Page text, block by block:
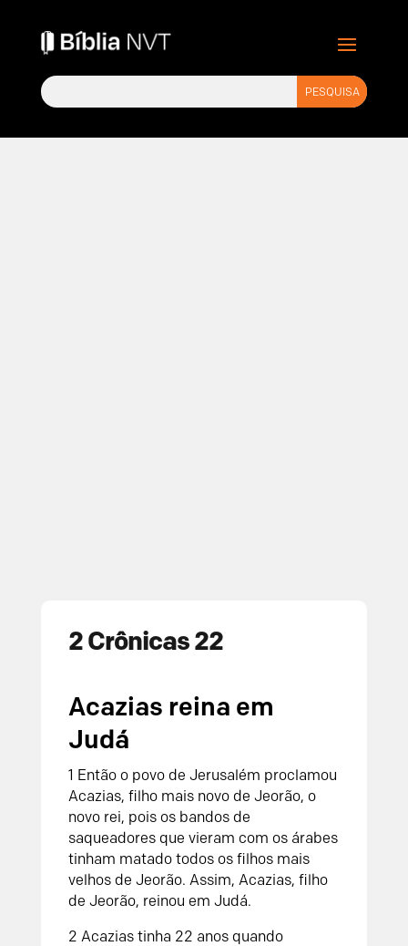
2 Crônicas 22
Acazias reina em
Judá
1 Então o povo de Jerusalém proclamou
Acazias, filho mais novo de Jeorão, o
novo rei, pois os bandos de
saqueadores que vieram com os árabes
tinham matado todos os filhos mais
velhos de Jeorão. Assim, Acazias, filho
de Jeorão, reinou em Judá.
2 Acazias tinha 22 anos quando